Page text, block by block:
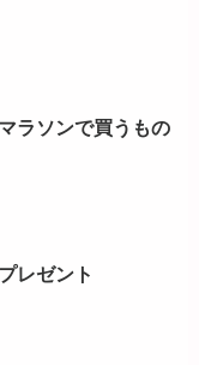
ラソンで買うもの
レゼント